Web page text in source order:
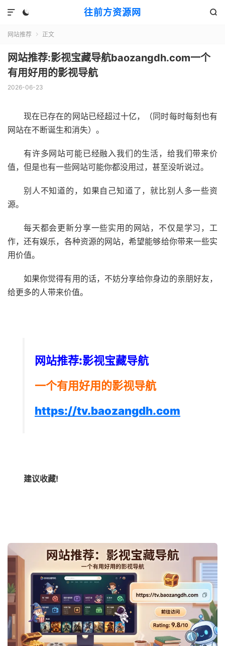
往前方资源网
 

网站推荐  正文
网站推荐:影视宝藏导航baozangdh.com一个
有用好用的影视导航
2026-06-23
现在已存在的网站已经超过十亿，（同时每时每刻也有
网站在不断诞生和消失）。
有许多网站可能已经融入我们的生活，给我们带来价
值，但是也有一些网站可能你都没用过，甚至没听说过。
别人不知道的，如果自己知道了，就比别人多一些资
源。
每天都会更新分享一些实用的网站，不仅是学习，工
作，还有娱乐，各种资源的网站，希望能够给你带来一些实
用价值。
如果你觉得有用的话，不妨分享给你身边的亲朋好友，
给更多的人带来价值。
网站推荐:影视宝藏导航
一个有用好用的影视导航
https://tv.baozangdh.com
建议收藏!